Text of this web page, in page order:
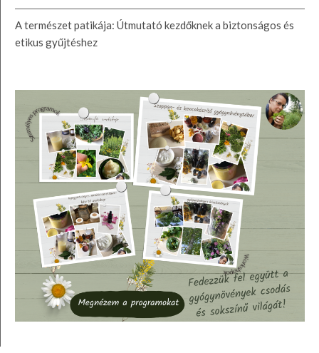
A természet patikája: Útmutató kezdőknek a biztonságos és
etikus gyűjtéshez